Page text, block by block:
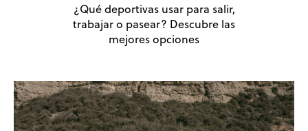
¿Qué deportivas usar para salir,
trabajar o pasear? Descubre las
mejores opciones